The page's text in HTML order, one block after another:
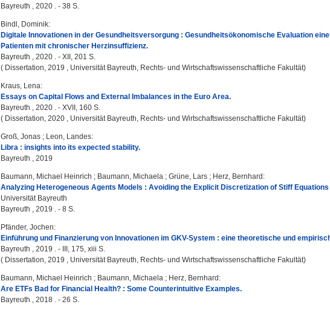
Bayreuth , 2020 . - 38 S.
Bindl, Dominik:
Digitale Innovationen in der Gesundheitsversorgung : Gesundheitsökonomische Evaluation
Patienten mit chronischer Herzinsuffizienz.
Bayreuth , 2020 . - XII, 201 S.
( Dissertation, 2019 , Universität Bayreuth, Rechts- und Wirtschaftswissenschaftliche Fakultät)
Kraus, Lena:
Essays on Capital Flows and External Imbalances in the Euro Area.
Bayreuth , 2020 . - XVII, 160 S.
( Dissertation, 2020 , Universität Bayreuth, Rechts- und Wirtschaftswissenschaftliche Fakultät)
Groß, Jonas ; Leon, Landes:
Libra : insights into its expected stability.
Bayreuth , 2019
Baumann, Michael Heinrich ; Baumann, Michaela ; Grüne, Lars ; Herz, Bernhard :
Analyzing Heterogeneous Agents Models : Avoiding the Explicit Discretization of Stiff
Universität Bayreuth
Bayreuth , 2019 . - 8 S.
Pfänder, Jochen:
Einführung und Finanzierung von Innovationen im GKV-System : eine theoretische und
Bayreuth , 2019 . - III, 175, xiii S.
( Dissertation, 2019 , Universität Bayreuth, Rechts- und Wirtschaftswissenschaftliche Fakultät)
Baumann, Michael Heinrich ; Baumann, Michaela ; Herz, Bernhard :
Are ETFs Bad for Financial Health? : Some Counterintuitive Examples.
Bayreuth , 2018 . - 26 S.